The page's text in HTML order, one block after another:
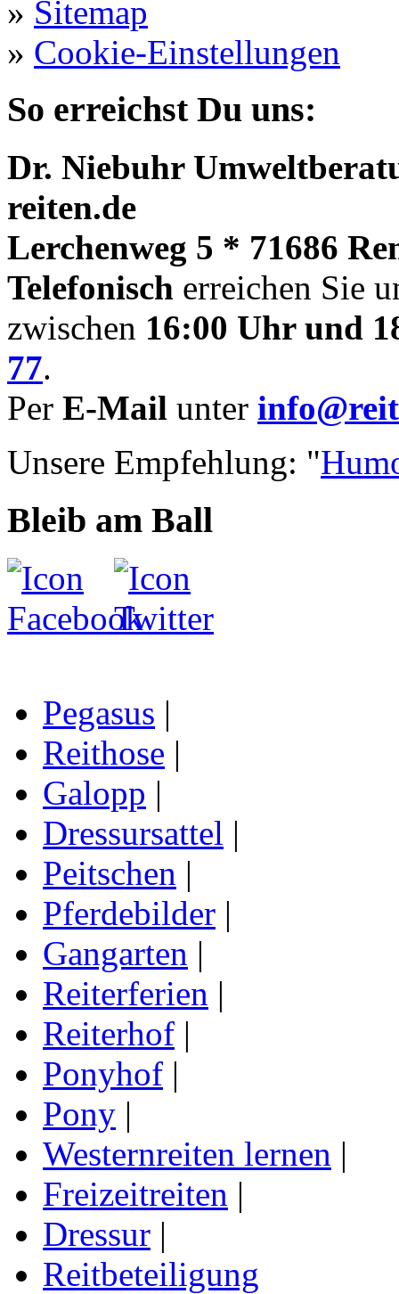
» Sitemap
» Cookie-Einstellungen
So erreichst Du uns:
Dr. Niebuhr
reiten.de
Lerchenweg 5 * 71686
Telefonisch erreichen Sie
zwischen 16:00 Uhr und
77.
Per E-Mail unter
Unsere Empfehlung: "
Bleib am Ball
Pegasus |
Reithose |
Galopp |
Dressursattel |
Peitschen |
Pferdebilder |
Gangarten |
Reiterferien |
Reiterhof |
Ponyhof |
Pony |
Westernreiten lernen |
Freizeitreiten |
Dressur |
Reitbeteiligung